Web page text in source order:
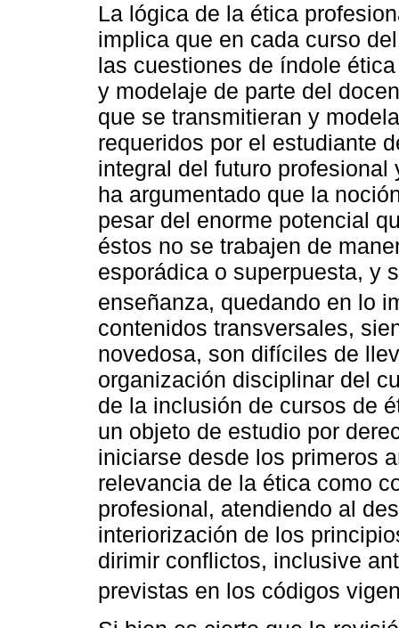
La lógica de la ética
implica que en cada curso
las cuestiones de índole
y modelaje de parte del
que se transmitieran y
requeridos por el estudiante
integral del futuro
ha argumentado que la
pesar del enorme potencial
éstos no se trabajen de
esporádica o superpuesta, y
enseñanza, quedando en lo
contenidos transversales,
novedosa, son difíciles de
organización disciplinar del
de la inclusión de cursos de
un objeto de estudio por
iniciarse desde los primeros
relevancia de la ética como
profesional, atendiendo al
interiorización de los
dirimir conflictos, inclusive
previstas en los códigos